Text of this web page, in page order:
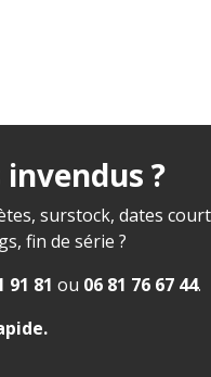
invendus ?
surstock, dates
fin de série ?
91 81 ou 06 81 76 67 44.
.